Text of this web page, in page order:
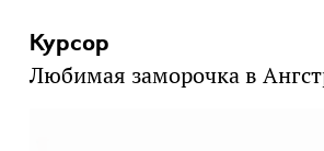
Курсор
Любимая заморочка в